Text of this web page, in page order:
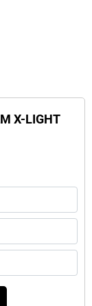
X-LIGHT